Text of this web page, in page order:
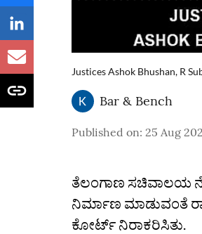
Justices Ashok Bhushan, R
Bar & Bench
Published on: 25 Aug
ತೆಲಂಗಾಣ ಸಚಿವಾಲಯ
ನಿರ್ಮಾಣ ಮಾಡುವಂತೆ
ಕೋರ್ಟ್ ನಿರಾಕರಿಸಿತು.